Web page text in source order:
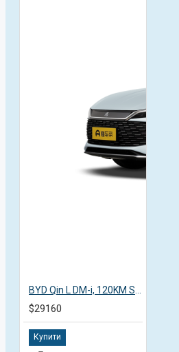
BYD Qin L DM-i, 120KM Surpass, 2025, пробег 9 тысяч км
$29160
Купити